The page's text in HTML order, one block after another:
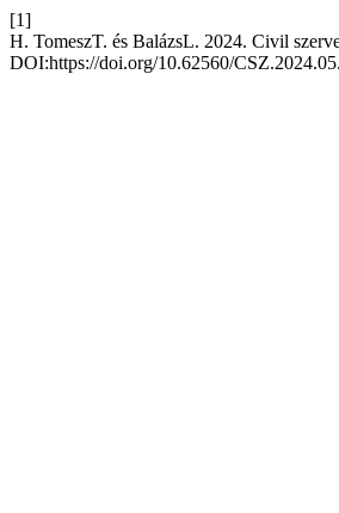
[1]
H. TomeszT. és BalázsL. 2024. Civil
DOI:https://doi.org/10.62560/